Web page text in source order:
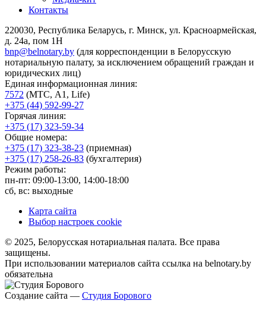
Контакты
220030, Республика Беларусь, г. Минск, ул. Красноармейская,
д. 24а, пом 1Н
bnp@belnotary.by (для корреспонденции в Белорусскую
нотариальную палату, за исключением обращений граждан и
юридических лиц)
Единая информационная линия:
7572 (МТС, A1, Life)
+375 (44) 592-99-27
Горячая линия:
+375 (17) 323-59-34
Общие номера:
+375 (17) 323-38-23 (приемная)
+375 (17) 258-26-83 (бухгалтерия)
Режим работы:
пн-пт: 09:00-13:00, 14:00-18:00
сб, вс: выходные
Карта сайта
Выбор настроек cookie
© 2025, Белорусская нотариальная палата. Все права
защищены.
При использовании материалов сайта ссылка на belnotary.by
обязательна
Создание сайта — Студия Борового